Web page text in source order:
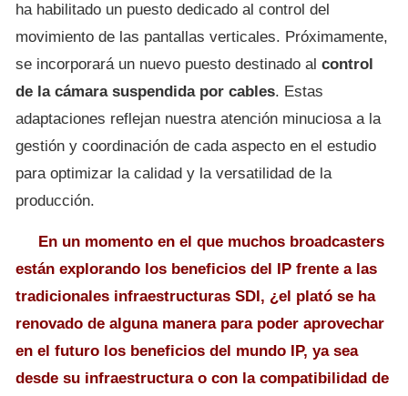
ha habilitado un puesto dedicado al control del
movimiento de las pantallas verticales. Próximamente,
se incorporará un nuevo puesto destinado al control
de la cámara suspendida por cables. Estas
adaptaciones reflejan nuestra atención minuciosa a la
gestión y coordinación de cada aspecto en el estudio
para optimizar la calidad y la versatilidad de la
producción.
En un momento en el que muchos broadcasters
están explorando los beneficios del IP frente a las
tradicionales infraestructuras SDI, ¿el plató se ha
renovado de alguna manera para poder aprovechar
en el futuro los beneficios del mundo IP, ya sea
desde su infraestructura o con la compatibilidad de